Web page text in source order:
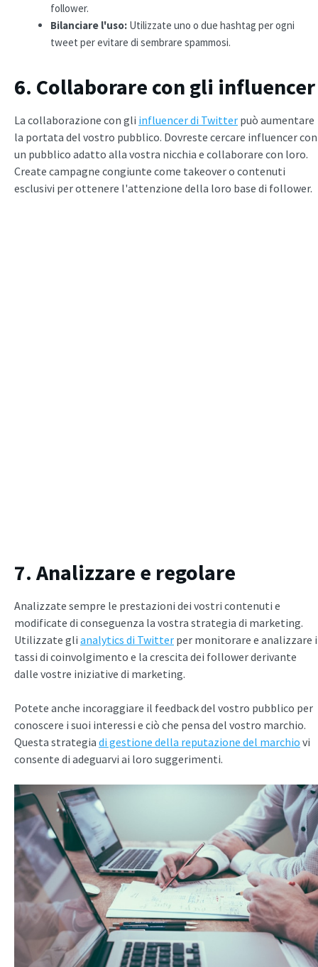
follower.
Bilanciare l'uso: Utilizzate uno o due hashtag per ogni
tweet per evitare di sembrare spammosi.
6. Collaborare con gli influencer
La collaborazione con gli influencer di Twitter può aumentare
la portata del vostro pubblico. Dovreste cercare influencer con
un pubblico adatto alla vostra nicchia e collaborare con loro.
Create campagne congiunte come takeover o contenuti
esclusivi per ottenere l'attenzione della loro base di follower.
7. Analizzare e regolare
Analizzate sempre le prestazioni dei vostri contenuti e
modificate di conseguenza la vostra strategia di marketing.
Utilizzate gli analytics di Twitter per monitorare e analizzare i
tassi di coinvolgimento e la crescita dei follower derivante
dalle vostre iniziative di marketing.
Potete anche incoraggiare il feedback del vostro pubblico per
conoscere i suoi interessi e ciò che pensa del vostro marchio.
Questa strategia di gestione della reputazione del marchio vi
consente di adeguarvi ai loro suggerimenti.